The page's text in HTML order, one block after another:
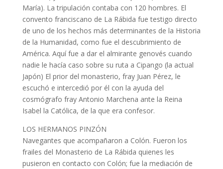
María). La tripulación contaba con 120 hombres. El
convento franciscano de La Rábida fue testigo directo
de uno de los hechos más determinantes de la Historia
de la Humanidad, como fue el descubrimiento de
América. Aquí fue a dar el almirante genovés cuando
nadie le hacía caso sobre su ruta a Cipango (la actual
Japón) El prior del monasterio, fray Juan Pérez, le
escuchó e intercedió por él con la ayuda del
cosmógrafo fray Antonio Marchena ante la Reina
Isabel la Católica, de la que era confesor.
LOS HERMANOS PINZÓN
Navegantes que acompañaron a Colón. Fueron los
frailes del Monasterio de La Rábida quienes les
pusieron en contacto con Colón; fue la mediación de